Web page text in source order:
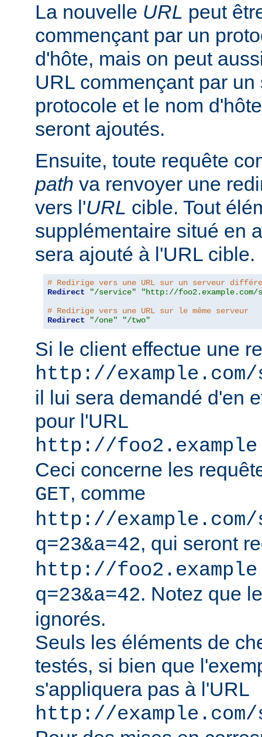
La nouvelle URL peut
commençant par un
d'hôte, mais on peut
URL commençant par
protocole et le nom
seront ajoutés.
Ensuite, toute requête
path va renvoyer une
vers l'URL cible. Tout
supplémentaire situé en
sera ajouté à l'URL cible.
# Redirige vers une URL sur un serveur
Redirect
"/service"
"http://foo2.example.com/
# Redirige vers une URL sur le même serveur
Redirect
"/one" "/two"
Si le client effectue une
http://
il lui sera demandé d'en
pour l'URL
http://
Ceci concerne les
GET, comme
http://
q=23&a=42, qui seront
http://
q=23&a=42. Notez que
ignorés.
Seuls les éléments de
testés, si bien que
s'appliquera pas à l'URL
http://